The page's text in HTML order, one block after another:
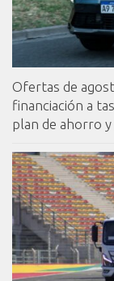
Ofertas de
financiación a
plan de ahorro